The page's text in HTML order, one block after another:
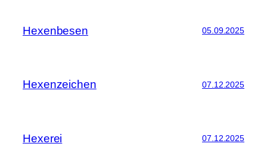
Hexenbesen 05.09.2025
Hexenzeichen 07.12.2025
Hexerei 07.12.2025